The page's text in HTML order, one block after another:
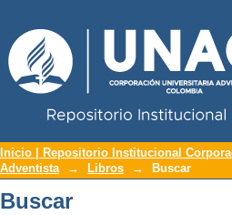
Buscar
Inicio | Repositorio Institucional
Adventista
→ Libros → Buscar
Buscar